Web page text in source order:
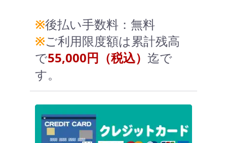
※後払い手数料：無料
※ご利用限度額は累計残高
で55,000円（税込） 迄で
す。